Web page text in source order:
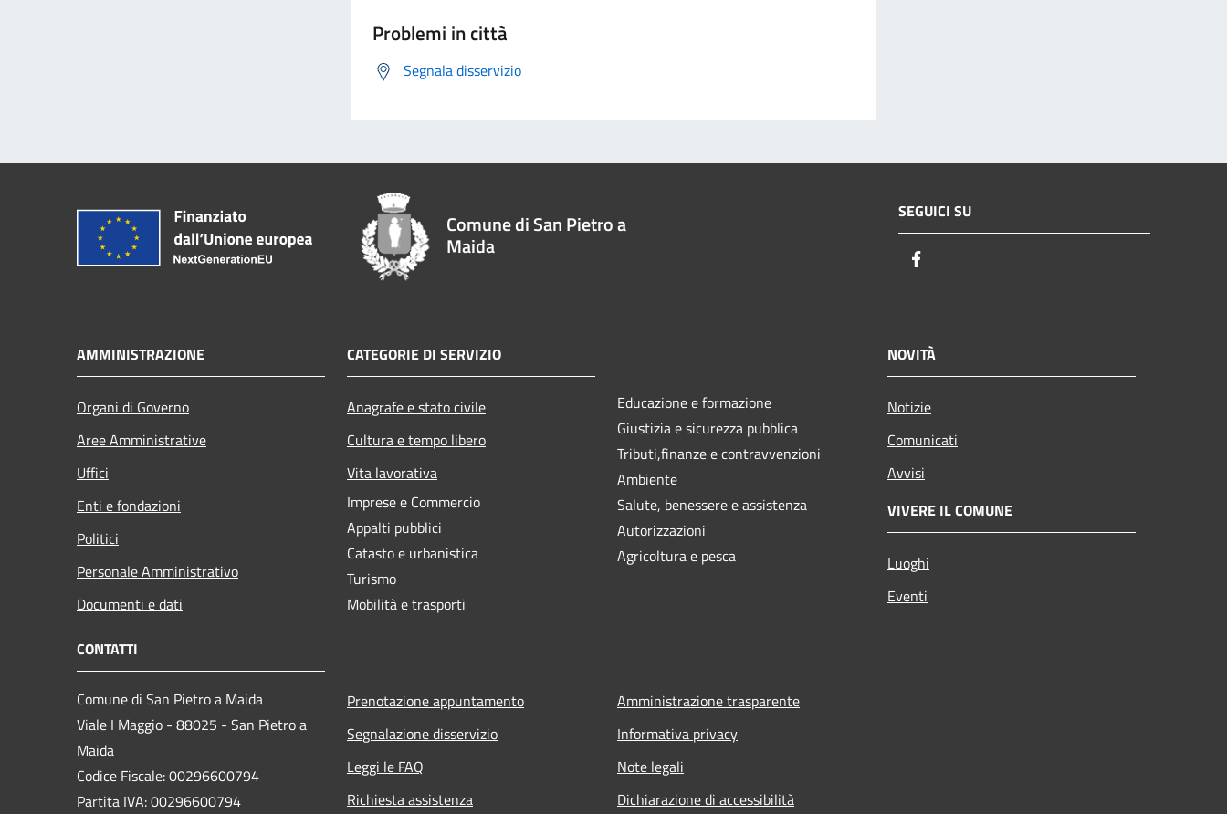
Problemi in città
Segnala disservizio
Comune di San Pietro a
Maida
SEGUICI SU
AMMINISTRAZIONE
Organi di Governo
Aree Amministrative
Uffici
Enti e fondazioni
Politici
Personale Amministrativo
Documenti e dati
CATEGORIE DI SERVIZIO
Anagrafe e stato civile
Cultura e tempo libero
Vita lavorativa
Imprese e Commercio
Appalti pubblici
Catasto e urbanistica
Turismo
Mobilità e trasporti
Educazione e formazione
Giustizia e sicurezza pubblica
Tributi,finanze e contravvenzioni
Ambiente
Salute, benessere e assistenza
Autorizzazioni
Agricoltura e pesca
NOVITÀ
Notizie
Comunicati
Avvisi
VIVERE IL COMUNE
Luoghi
Eventi
CONTATTI
Comune di San Pietro a Maida
Viale I Maggio - 88025 - San Pietro a
Maida
Codice Fiscale: 00296600794
Partita IVA: 00296600794
Prenotazione appuntamento
Segnalazione disservizio
Leggi le FAQ
Richiesta assistenza
Amministrazione trasparente
Informativa privacy
Note legali
Dichiarazione di accessibilità